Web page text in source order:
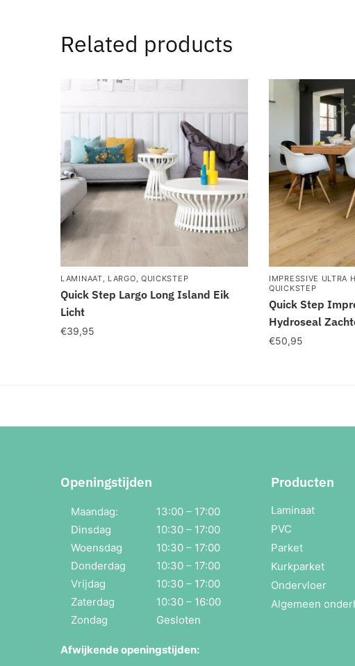
Related products
LAMINAAT LARGO QUICKSTEP
Quick Step Largo Long Island Eik
Licht
€39,95
IMPRESSIVE ULTRA
QUICKSTEP
Quick Step
Hydroseal
€50,95
Openingstijden
Maandag:
13:00 – 17:00
Dinsdag
10:30 – 17:00
Woensdag
10:30 – 17:00
Donderdag
10:30 – 17:00
Vrijdag
10:30 – 17:00
Zaterdag
10:30 – 16:00
Zondag
Gesloten
Afwijkende openingstijden:
Producten
Laminaat
PVC
Parket
Kurkparket
Ondervloer
Algemeen